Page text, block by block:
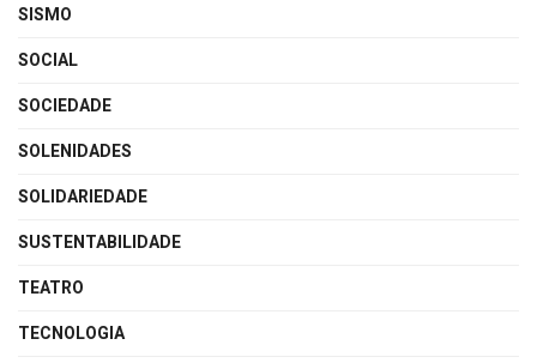
SISMO
SOCIAL
SOCIEDADE
SOLENIDADES
SOLIDARIEDADE
SUSTENTABILIDADE
TEATRO
TECNOLOGIA